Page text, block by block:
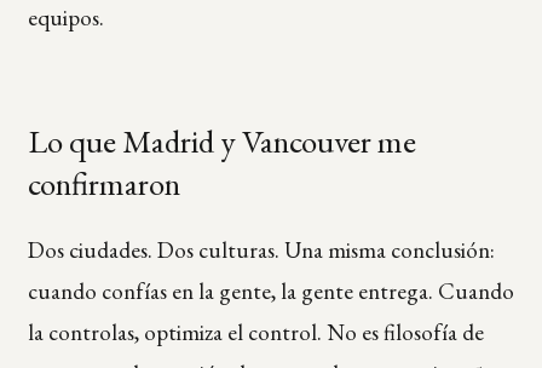
equipos.
Lo que Madrid y Vancouver me
confirmaron
Dos ciudades. Dos culturas. Una misma conclusión:
cuando confías en la gente, la gente entrega. Cuando
la controlas, optimiza el control. No es filosofía de